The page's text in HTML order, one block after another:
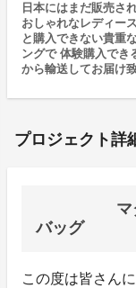
日本にはまだ販売さ
おしゃれなレディー
と購入できない貴重
ングで 体験購入でき
から輸送してお届け致
プロジェクト詳
マダガス
バッグ
この度は皆さん